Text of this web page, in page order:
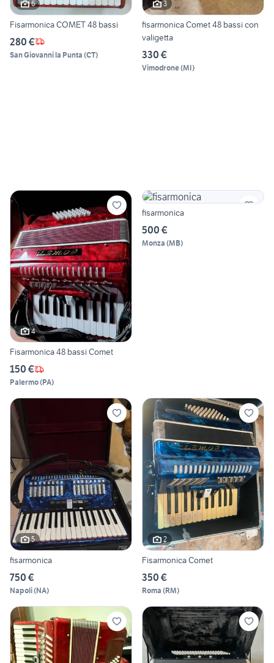
6
Fisarmonica COMET 48 bassi
280 €
San Giovanni la Punta (CT)
3
fisarmonica Comet 48 bassi con
valigetta
330 €
Vimodrone(MI)
4
Fisarmonica 48 bassi Comet
150 €
Palermo(PA)
fisarmonica
500 €
Monza (MB)
5
fisarmonica
750 €
Napoli(NA)
2
Fisarmonica Comet
350 €
Roma (RM)